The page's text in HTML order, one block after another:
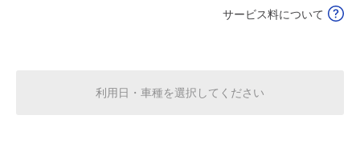
サービス料について
利用日・車種を選択してください